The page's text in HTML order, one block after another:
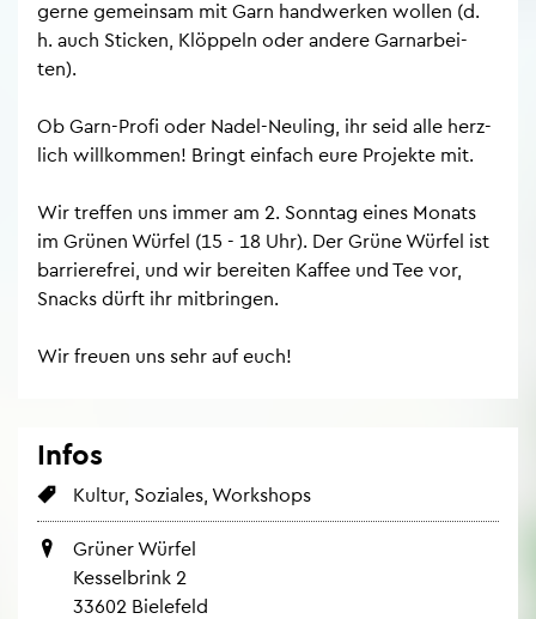
gerne ge­mein­sam mit Garn hand­wer­ken wol­len (d.
h. auch Sti­cken, Klöp­peln oder an­de­re Garn­ar­bei­
ten).
Ob Garn-Profi oder Nadel-Neu­ling, ihr seid alle herz­
lich will­kom­men! Bringt ein­fach eure Pro­jek­te mit.
Wir tref­fen uns immer am 2. Sonn­tag eines Mo­nats
im Grü­nen Wür­fel (15 - 18 Uhr). Der Grüne Wür­fel ist
bar­rie­re­frei, und wir be­rei­ten Kaf­fee und Tee vor,
Snacks dürft ihr mit­brin­gen.
Wir freu­en uns sehr auf euch!
Infos
Kul­tur, So­zia­les, Work­shops
Grü­ner Wür­fel
Kes­sel­brink 2
33602 Bie­le­feld